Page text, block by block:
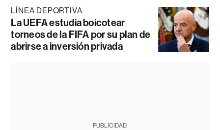
LÍNEA DEPORTIVA
La UEFA estudia boicotear
torneos de la FIFA por su plan de
abrirse a inversión privada
PUBLICIDAD